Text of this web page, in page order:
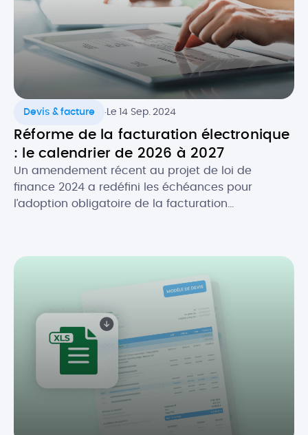
Devis & facture .Le 14 Sep. 2024
Réforme de la facturation électronique
: le calendrier de 2026 à 2027
Un amendement récent au projet de loi de
finance 2024 a redéfini les échéances pour
l’adoption obligatoire de la facturation
la réforme de la facture électronique pour les
entreprises en France s’appliquera désormais à
partir du 1er septembre 2026. Quel est […]